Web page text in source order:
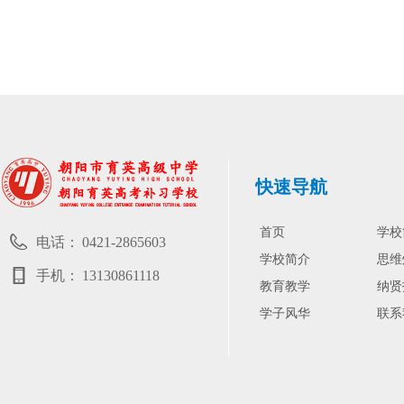
快速导航
首页
学校简介
教育教学
学子风华
学
思
纳
联
电话： 0421-2865603
手机： 13130861118